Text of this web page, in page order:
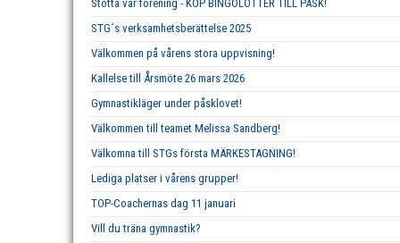
Stötta vår förening - KÖP BINGOLOTTER TILL PÅSK!
STG´s verksamhetsberättelse 2025
Välkommen på vårens stora uppvisning!
Kallelse till Årsmöte 26 mars 2026
Gymnastikläger under påsklovet!
Välkommen till teamet Melissa Sandberg!
Välkomna till STGs första MÄRKESTAGNING!
Lediga platser i vårens grupper!
TOP-Coachernas dag 11 januari
Vill du träna gymnastik?